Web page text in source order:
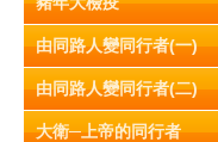
由同路人變同行者(一)
由同路人變同行者(二)
大衛─上帝的同行者